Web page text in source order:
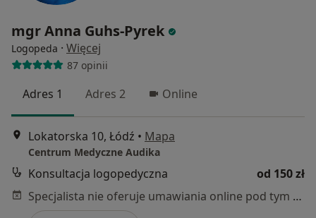
mgr Anna Guhs-Pyrek
Logopeda · Więcej
87 opinii
Adres 1 Adres 2 Online
Lokatorska 10, Łódź • Mapa
Centrum Medyczne Audika
Konsultacja logopedyczna
od 150 zł
Specjalista nie oferuje umawiania online pod tym adresem.